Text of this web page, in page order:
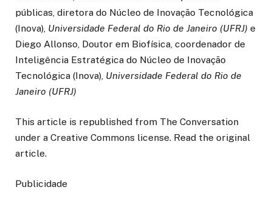
públicas, diretora do Núcleo de Inovação Tecnológica
(Inova), Universidade Federal do Rio de Janeiro (UFRJ) e
Diego Allonso, Doutor em Biofísica, coordenador de
Inteligência Estratégica do Núcleo de Inovação
Tecnológica (Inova), Universidade Federal do Rio de
Janeiro (UFRJ)
This article is republished from The Conversation
under a Creative Commons license. Read the original
article.
Publicidade